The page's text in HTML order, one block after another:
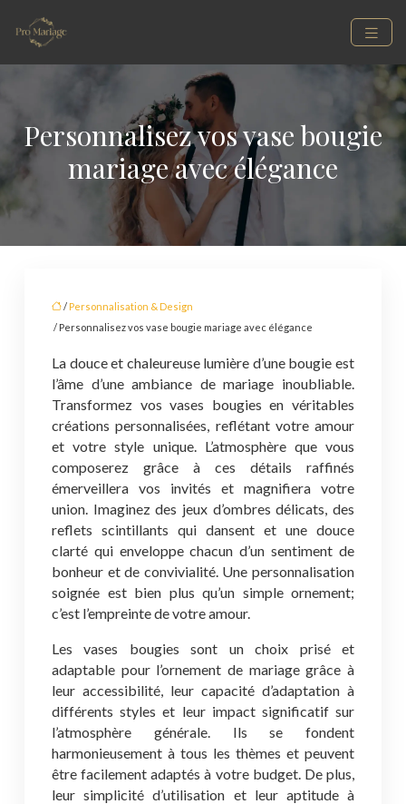
Personnalisez vos vase bougie
mariage avec élégance
/ Personnalisation & Design
/ Personnalisez vos vase bougie mariage avec élégance
La douce et chaleureuse lumière d’une bougie est
l’âme d’une ambiance de mariage inoubliable.
Transformez vos vases bougies en véritables
créations personnalisées, reflétant votre amour
et votre style unique. L’atmosphère que vous
composerez grâce à ces détails raffinés
émerveillera vos invités et magnifiera votre
union. Imaginez des jeux d’ombres délicats, des
reflets scintillants qui dansent et une douce
clarté qui enveloppe chacun d’un sentiment de
bonheur et de convivialité. Une personnalisation
soignée est bien plus qu’un simple ornement;
c’est l’empreinte de votre amour.
Les vases bougies sont un choix prisé et
adaptable pour l’ornement de mariage grâce à
leur accessibilité, leur capacité d’adaptation à
différents styles et leur impact significatif sur
l’atmosphère générale. Ils se fondent
harmonieusement à tous les thèmes et peuvent
être facilement adaptés à votre budget. De plus,
leur simplicité d’utilisation et leur aptitude à